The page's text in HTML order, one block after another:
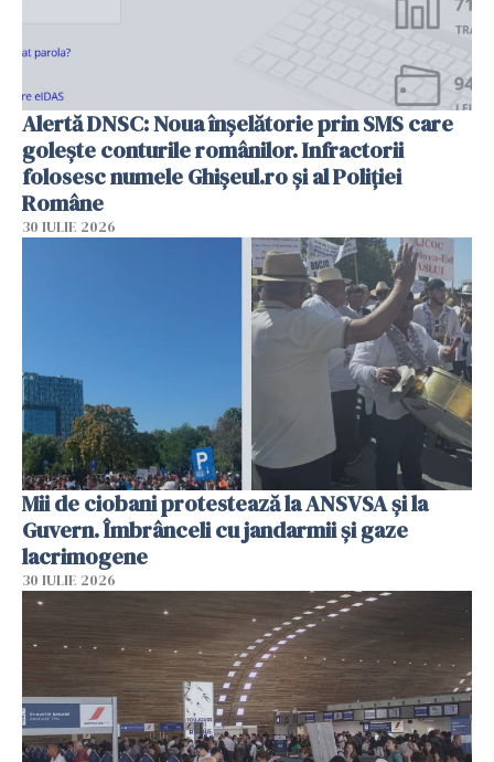
Alertă DNSC: Noua înșelătorie prin SMS care
golește conturile românilor. Infractorii
folosesc numele Ghișeul.ro și al Poliției
Române
30 IULIE 2026
Mii de ciobani protestează la ANSVSA și la
Guvern. Îmbrânceli cu jandarmii și gaze
lacrimogene
30 IULIE 2026